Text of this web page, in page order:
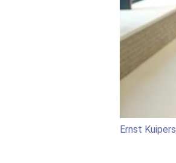
Ernst Kuipers